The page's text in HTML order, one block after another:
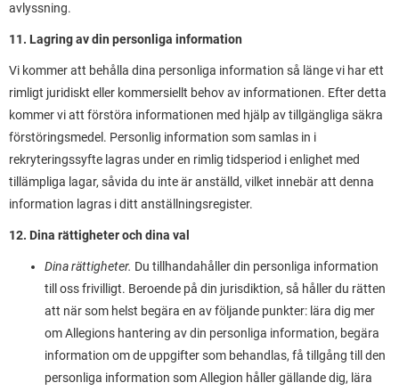
avlyssning.
11. Lagring av din personliga information
Vi kommer att behålla dina personliga information så länge vi har ett
rimligt juridiskt eller kommersiellt behov av informationen. Efter detta
kommer vi att förstöra informationen med hjälp av tillgängliga säkra
förstöringsmedel. Personlig information som samlas in i
rekryteringssyfte lagras under en rimlig tidsperiod i enlighet med
tillämpliga lagar, såvida du inte är anställd, vilket innebär att denna
information lagras i ditt anställningsregister.
12. Dina rättigheter och dina val
Dina rättigheter. Du tillhandahåller din personliga information
till oss frivilligt. Beroende på din jurisdiktion, så håller du rätten
att när som helst begära en av följande punkter: lära dig mer
om Allegions hantering av din personliga information, begära
information om de uppgifter som behandlas, få tillgång till den
personliga information som Allegion håller gällande dig, lära